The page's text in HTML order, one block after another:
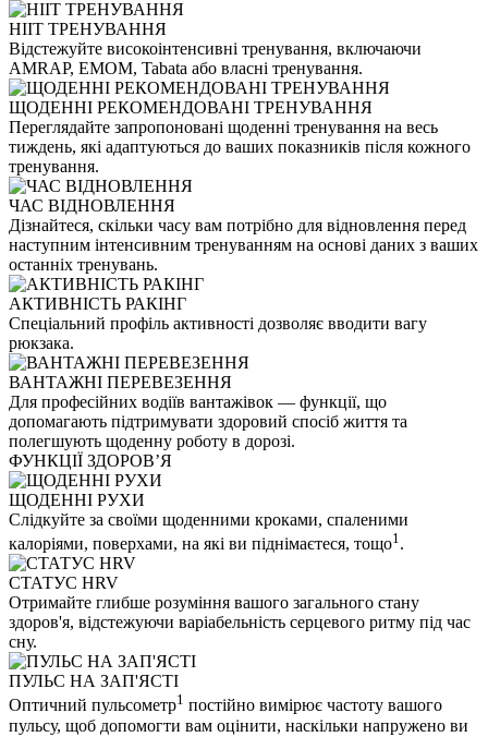
HIIT ТРЕНУВАННЯ
Відстежуйте високоінтенсивні тренування, включаючи
AMRAP, EMOM, Tabata або власні тренування.
ЩОДЕННІ РЕКОМЕНДОВАНІ ТРЕНУВАННЯ
Переглядайте запропоновані щоденні тренування на весь
тиждень, які адаптуються до ваших показників після кожного
тренування.
ЧАС ВІДНОВЛЕННЯ
Дізнайтеся, скільки часу вам потрібно для відновлення перед
наступним інтенсивним тренуванням на основі даних з ваших
останніх тренувань.
АКТИВНІСТЬ РАКІНГ
Спеціальний профіль активності дозволяє вводити вагу
рюкзака.
ВАНТАЖНІ ПЕРЕВЕЗЕННЯ
Для професійних водіїв вантажівок — функції, що
допомагають підтримувати здоровий спосіб життя та
полегшують щоденну роботу в дорозі.
ФУНКЦІЇ ЗДОРОВʼЯ
ЩОДЕННІ РУХИ
Слідкуйте за своїми щоденними кроками, спаленими
калоріями, поверхами, на які ви піднімаєтеся, тощо1 .
СТАТУС HRV
Отримайте глибше розуміння вашого загального стану
здоров'я, відстежуючи варіабельність серцевого ритму під час
сну.
ПУЛЬС НА ЗАП'ЯСТІ
Оптичний пульсометр1 постійно вимірює частоту вашого
пульсу, щоб допомогти вам оцінити, наскільки напружено ви